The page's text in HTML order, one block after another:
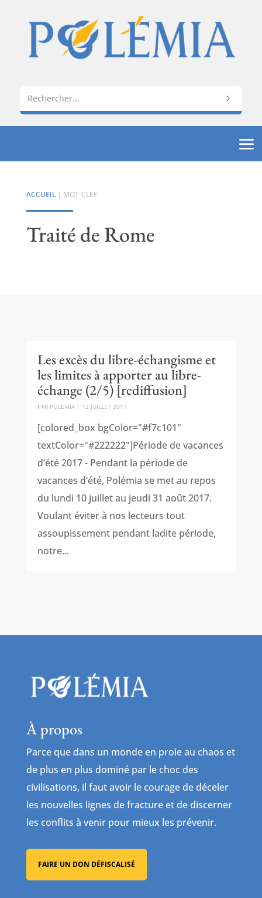
ACCUEIL| MOT-CLEF
Traité de Rome
Les excès du libre-échangisme et
les limites à apporter au libre-
échange (2/5) [rediffusion]
PAR POLÉMIA| 12 JUILLET 2017
[colored_box bgColor="#f7c101"
textColor="#222222"]Période de vacances
d’été 2017 - Pendant la période de
vacances d’été, Polémia se met au repos
du lundi 10 juillet au jeudi 31 août 2017.
Voulant éviter à nos lecteurs tout
assoupissement pendant ladite période,
notre...
À propos
Parce que dans un monde en proie au chaos et
de plus en plus dominé par le choc des
civilisations, il faut avoir le courage de déceler
les nouvelles lignes de fracture et de discerner
les conflits à venir pour mieux les prévenir.
FAIRE UN DON DÉFISCALISÉ